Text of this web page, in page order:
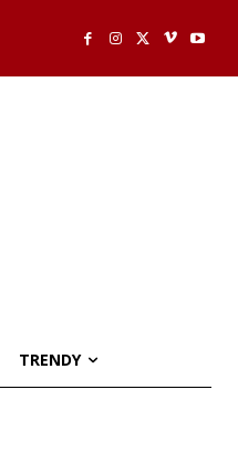
TRENDY